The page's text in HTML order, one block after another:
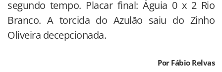
segundo tempo. Placar final: Águia 0 x 2 Rio
Branco. A torcida do Azulão saiu do Zinho
Oliveira decepcionada.
Por Fábio Relvas